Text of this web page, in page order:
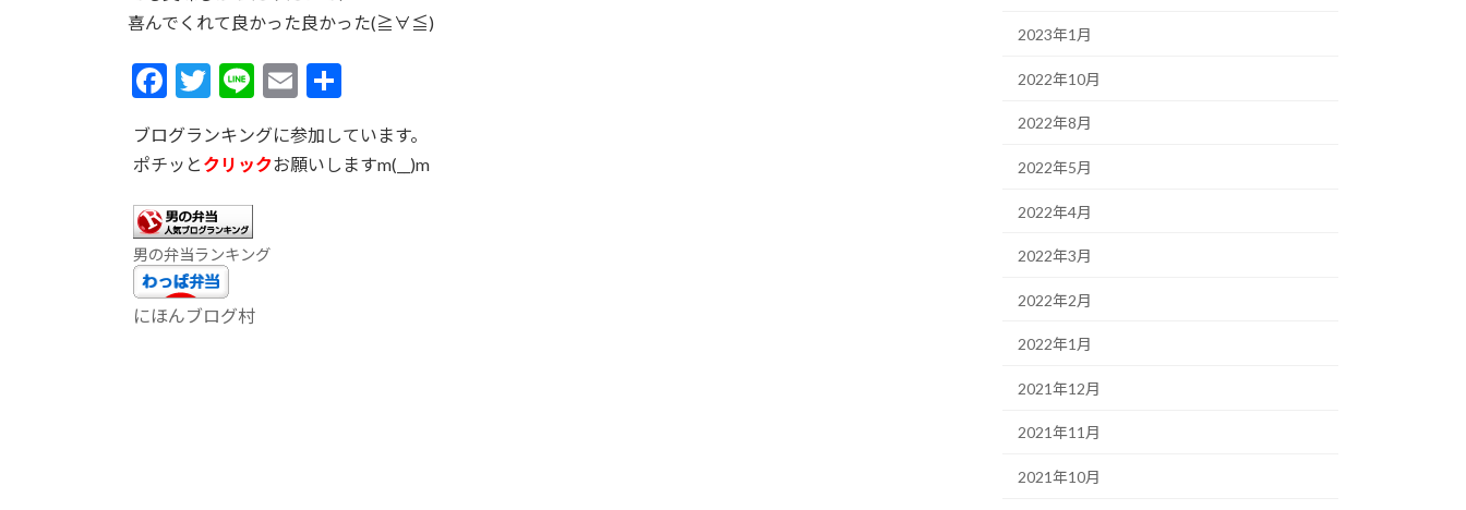
喜んでくれて良かった良かった(≧∀≦)
F
ac
e
b
o
o
k
T
itt
er
Li
n
e
E
ai
l
ブログランキングに参加しています。
ポチッと クリックお願いしますm(__)m
男の弁当ランキング
にほんブログ村
2023年1月
2022年10月
2022年8月
2022年5月
2022年4月
2022年3月
2022年2月
2022年1月
2021年12月
2021年11月
2021年10月